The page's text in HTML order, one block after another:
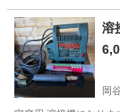
山梨 その他
岡